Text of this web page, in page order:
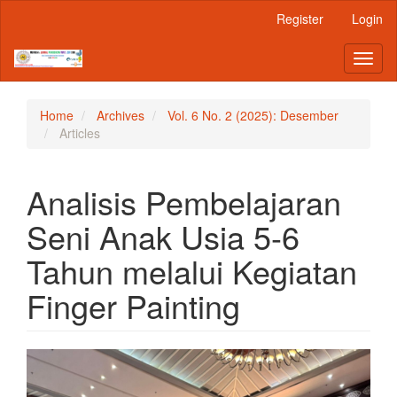
Content
Sidebar
Register Login
Home Archives
Vol. 6 No. 2 (2025): Desember
Articles
Analisis Pembelajaran
Seni Anak Usia 5-6
Tahun melalui Kegiatan
Finger Painting
Article